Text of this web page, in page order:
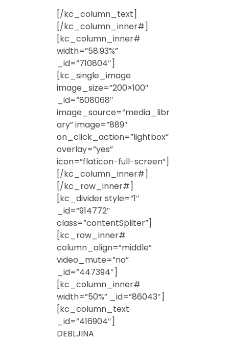
[/kc_column_text]
[/kc_column_inner#]
[kc_column_inner#
width=”58.93%”
_id=”710804″]
[kc_single_image
image_size=”200×100″
_id=”808068″
image_source=”media_libr
ary” image=”889″
on_click_action=”lightbox”
overlay=”yes”
icon=”flaticon-full-screen”]
[/kc_column_inner#]
[/kc_row_inner#]
[kc_divider style=”1″
_id=”914772″
class=”contentSpliter”]
[kc_row_inner#
column_align=”middle”
video_mute=”no”
_id=”447394″]
[kc_column_inner#
width=”50%” _id=”86043″]
[kc_column_text
_id=”416904″]
DEBLJINA